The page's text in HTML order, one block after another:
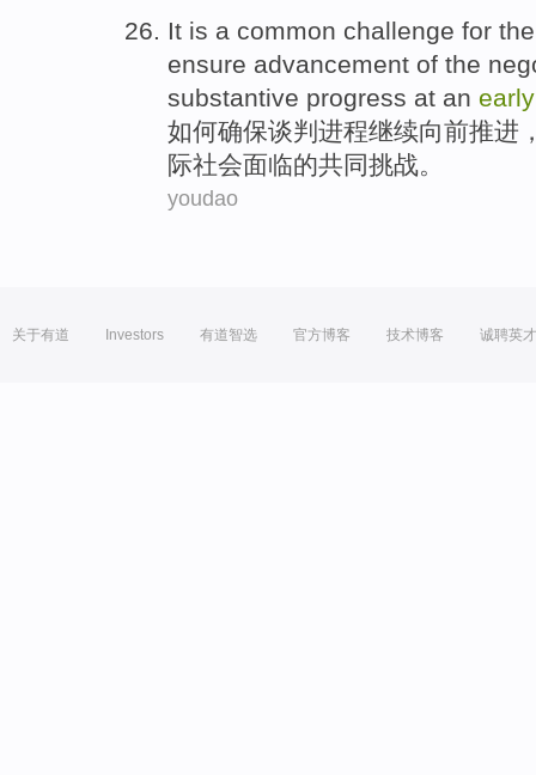
It is a common challenge for the
ensure advancement of the
substantive progress at an
如何确保谈判 进程继续向前推进
际社会面临的共同挑战。
youdao
关于有道 Investors 有道智选 官方博客 技术博客 诚聘英才